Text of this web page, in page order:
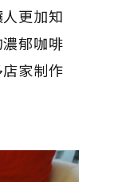
更加知
郁咖啡
家制作